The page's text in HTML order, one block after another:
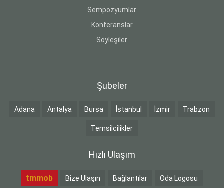
Sempozyumlar
Konferanslar
Söyleşiler
Şubeler
Adana Antalya Bursa İstanbul İzmir Trabzon
Temsilcilikler
Hızlı Ulaşım
tmmob Bize Ulaşın Bağlantılar Oda Logosu